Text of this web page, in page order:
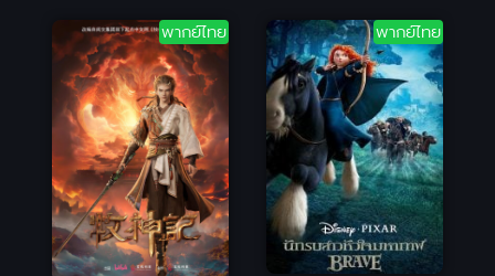
พากย์ไทย
the Movie 2
พากย์ไทย พากย์ไทย